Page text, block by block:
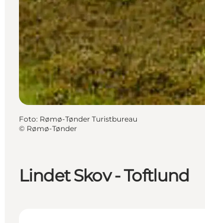
Lindet Skov - Toftlund
Foto: Rømø-Tønder Turistbureau
© Rømø-Tønder